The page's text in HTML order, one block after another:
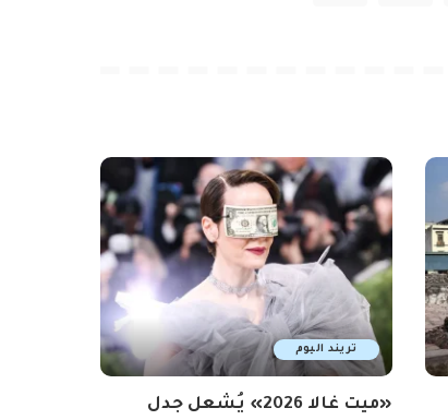
تريند اليوم
«ميت غالا 2026» يُشعل جدل